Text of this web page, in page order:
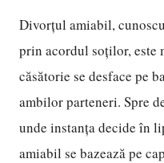
Divorțul amiabil,
prin acordul soților, este
căsătorie se desface pe
ambilor parteneri. Spre
unde instanța decide în
amiabil se bazează pe